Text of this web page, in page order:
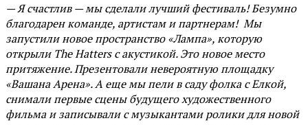
— Я счастлив — мы сделали лучший фестиваль! Безумно
благодарен команде, артистам и партнерам! Мы
запустили новое пространство «Лампа», которую
открыли The Hatters с акустикой. Это новое место
притяжение. Презентовали невероятную площадку
«Вашана Арена». А еще мы пели в саду фолка с Елкой,
снимали первые сцены будущего художественного
фильма и записывали с музыкантами ролики для новой